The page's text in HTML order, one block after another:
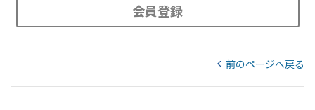
会員登録
前のページへ戻る